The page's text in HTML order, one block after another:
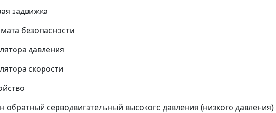
задвижка
безопасности
давления
скорости
обратный серводвигательный высокого давления (низкого давления)